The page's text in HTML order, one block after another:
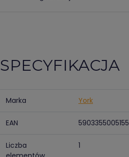
SPECYFIKACJA
Marka York
EAN 5903355005155
Liczba
1